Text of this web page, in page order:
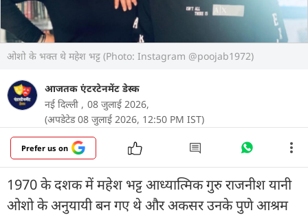
ओशो के भक्त थे महेश भट्ट (Photo: Instagram @poojab1972)
आजतक एंटरटेनमेंट डेस्क
नई दिल्ली , 08 जुलाई 2026,
(अपडेटेड 08 जुलाई 2026, 12:50 PM IST)
Prefer us on
1970 के दशक में महेश भट्ट आध्यात्मिक गुरु राजनीश यानी
ओशो के अनुयायी बन गए थे और अकसर उनके पुणे आश्रम